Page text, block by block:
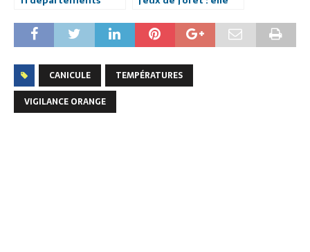
orange ce jeudi
après-midi.
toujours l’accès aux
massifs.
CANICULE
TEMPÉRATURES
VIGILANCE ORANGE